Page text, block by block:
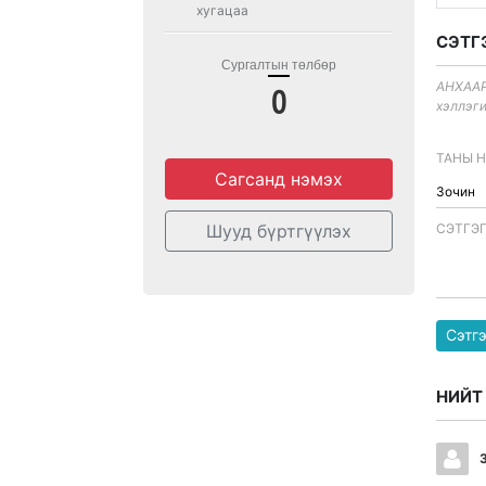
хугацаа
Сургалтын төлбөр
0
Сагсанд нэмэх
Шууд бүртгүүлэх
ТАНЫ
НИЙТ